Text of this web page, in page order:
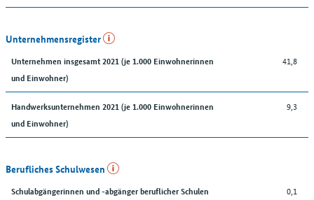
Unternehmensregister
Unternehmen insgesamt 2021 (je 1.000 Einwohnerinnen
und Einwohner)
41,8
Handwerksunternehmen 2021 (je 1.000 Einwohnerinnen
und Einwohner)
9,3
Berufliches Schulwesen
Schulabgängerinnen und -abgänger beruflicher Schulen
0,1